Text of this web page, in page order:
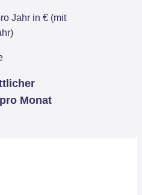
Jahr in € (mit
Monat